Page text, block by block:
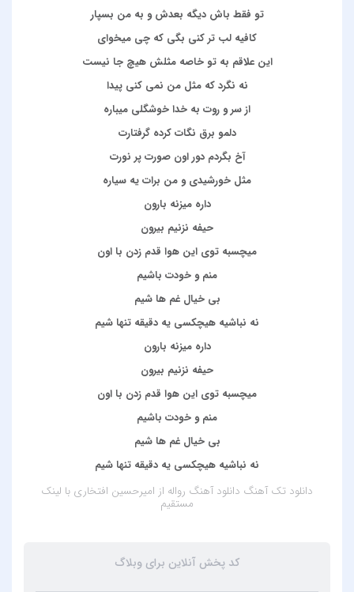
تو فقط باش دیگه بعدش و به من بسپار
کافیه لب تر کنی بگی که چی میخوای
این علاقم به تو خاصه مثلش هیچ جا نیست
نه نگرد که مثل من نمی کنی پیدا
از سر و روت به خدا خوشگلی میباره
دلمو برق نگات کرده گرفتارت
آخ بگردم دور اون صورت پر نورت
مثل خورشیدی و من برات یه سیاره
داره میزنه بارون
حیفه نزنیم بیرون
میچسبه توی این هوا قدم زدن با اون
منم و خودت باشیم
بی خیال غم ها شیم
نه نباشیه هیچکسی یه دقیقه تنها شیم
داره میزنه بارون
حیفه نزنیم بیرون
میچسبه توی این هوا قدم زدن با اون
منم و خودت باشیم
بی خیال غم ها شیم
نه نباشیه هیچکسی یه دقیقه تنها شیم
دانلود تک آهنگدانلود آهنگ رواله از امیرحسین افتخاریبا لینک
مستقیم
کد پخش آنلاین برای وبلاگ